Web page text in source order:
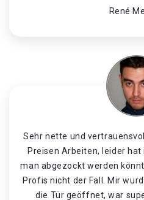
René
Sehr nette und
Preisen Arbeiten, leider
man abgezockt werden
Profis nicht der Fall. Mir
die Tür geöffnet, war